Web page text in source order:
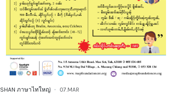
SHAN ภาษาไทใหญ่ 07.MAR